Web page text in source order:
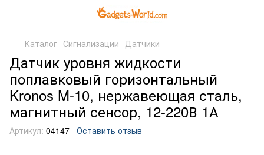
Каталог Сигнализации Датчики
Датчик уровня жидкости
поплавковый горизонтальный
Kronos M-10, нержавеющая сталь,
магнитный сенсор, 12-220В 1А
Артикул: 04147 Оставить отзыв